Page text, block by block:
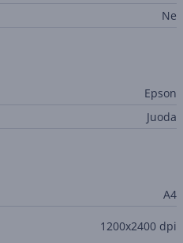
Ne
Epson
Juoda
A4
1200x2400 dpi